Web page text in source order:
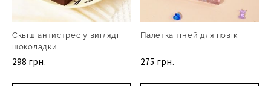
Сквіш антистрес у вигляді
шоколадки
298 грн.
Палетка тіней для повік
275 грн.